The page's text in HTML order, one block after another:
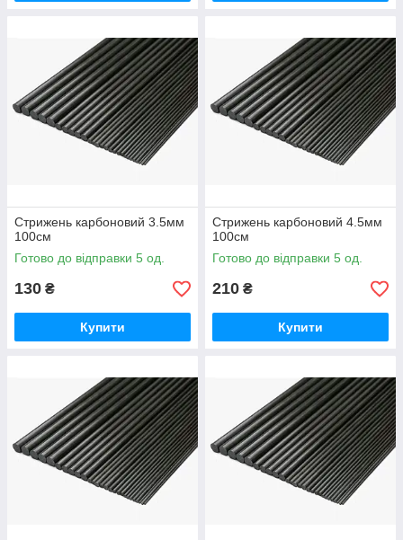
Стрижень карбоновий 3.5мм
100см
Готово до відправки 5 од.
130 ₴
Купити
Стрижень карбоновий 4.5мм
100см
Готово до відправки 5 од.
210 ₴
Купити